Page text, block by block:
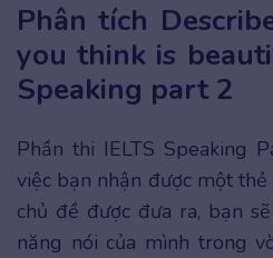
Phân tích
you think is
Speaking part 2
Phần thi IELTS Speaking
việc bạn nhận được một
chủ đề được đưa ra, bạn
năng nói của mình trong